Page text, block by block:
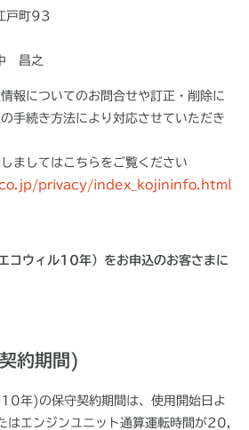
戸町93
昌之
報についてのお問合せや訂正・削除に
手続き方法により対応させていただき
ましてはこちらをご覧ください
privacy/index_kojininfo.html
コウィル10年）をお申込のお客さまに
約期間)
年)の保守契約期間は、使用開始日よ
はエンジンユニット通算運転時間が20,